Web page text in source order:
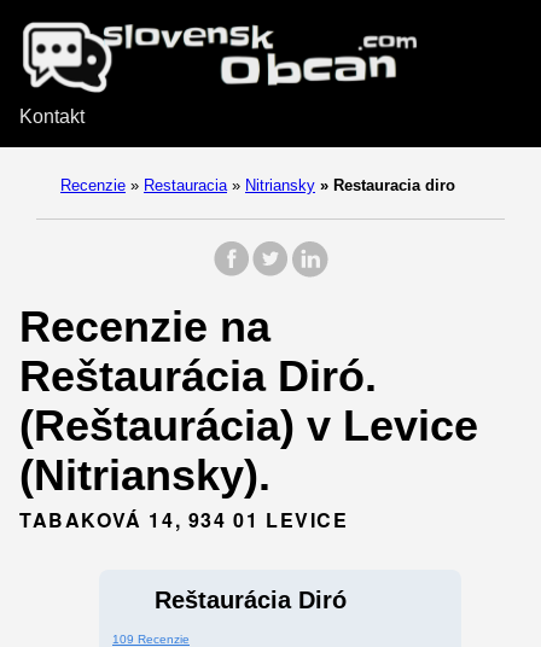
Kontakt
Recenzie » Restauracia » Nitriansky » Restauracia diro
Recenzie na
Reštaurácia Diró.
(Reštaurácia) v Levice
(Nitriansky).
TABAKOVÁ 14, 934 01 LEVICE
Reštaurácia Diró
109 Recenzie